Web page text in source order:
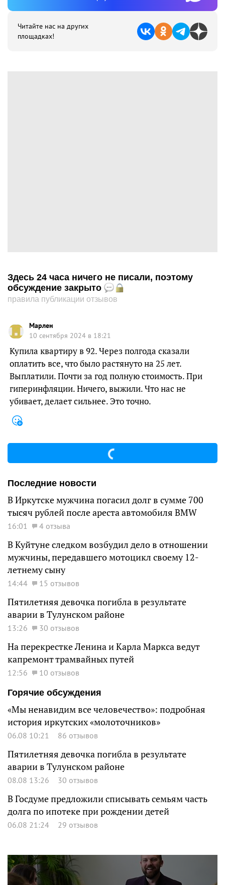
Читайте нас на других
площадках!
Здесь 24 часа ничего не писали, поэтому
обсуждение закрыто
правила публикации отзывов
Марлен
10 сентября 2024 в 18:21
Купила квартиру в 92. Через полгода сказали
оплатить все, что было растянуто на 25 лет.
Выплатили. Почти за год полную стоимость. При
гиперинфляции. Ничего, выжили. Что нас не
убивает, делает сильнее. Это точно.
Последние новости
В Иркутске мужчина погасил долг в сумме 700
тысяч рублей после ареста автомобиля BMW
16:01 4 отзыва
В Куйтуне следком возбудил дело в отношении
мужчины, передавшего мотоцикл своему 12-
летнему сыну
14:44 15 отзывов
Пятилетняя девочка погибла в результате
аварии в Тулунском районе
13:26 30 отзывов
На перекрестке Ленина и Карла Маркса ведут
капремонт трамвайных путей
12:56
10 отзывов
Горячие обсуждения
«Мы ненавидим все человечество»: подробная
история иркутских «молоточников»
06.08 10:21 86 отзывов
Пятилетняя девочка погибла в результате
аварии в Тулунском районе
08.08 13:26 30 отзывов
В Госдуме предложили списывать семьям часть
долга по ипотеке при рождении детей
06.08 21:24 29 отзывов